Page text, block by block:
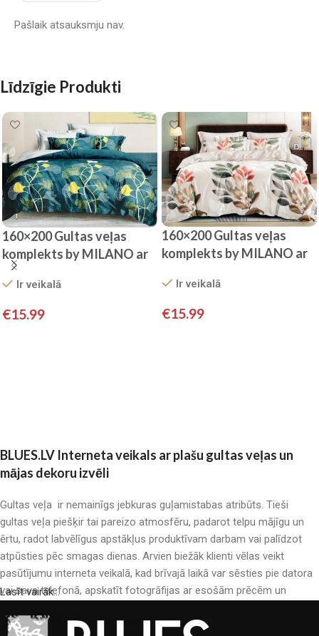
Pašlaik atsauksmju nav.
Līdzīgie Produkti
160×200 Gultas veļas
komplekts by MILANO ar
palagu/ 100% KOKVILNA
SATĪNS
Ir veikalā
€15.99
160×200 Gultas veļas
komplekts by MILANO ar
SATĪNS
Ir veikalā
€15.99
BLUES.LV Interneta veikals ar plašu gultas veļas un
mājas dekoru izvēli
Gultas veļa ir nemainīgs jebkuras guļamistabas atribūts. Tieši
gultas veļa piešķir tai pareizo atmosfēru, padarot telpu mājīgu un
ērtu, radot labvēlīgus apstākļus produktīvam darbam vai palīdzot
atpūsties pēc smagas dienas. Arvien biežāk klienti vēlas veikt
pasūtījumu interneta veikalā, kad brīvajā laikā var sēsties pie datora
vai sava telefonā, apskatīt fotogrāfijas ar esošām prēcēm un
veļas katalogs: pieejamas gan kokvilnas, gan kokvilna satīna gultas
Lasīt vairāk...